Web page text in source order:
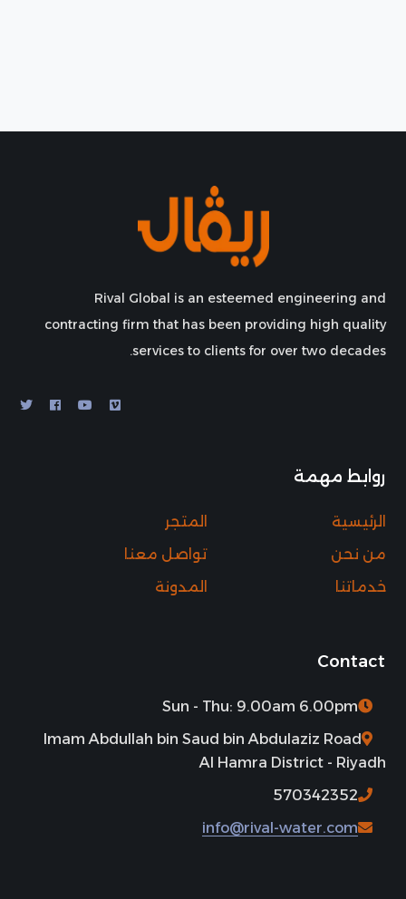
Rival Global is an esteemed engineering and
contracting firm that has been providing high quality
services to clients for over two decades.
روابط مهمة
المتجر
الرئيسية
تواصل معنا
من نحن
المدونة
خدماتنا
Contact
Sun - Thu: 9.00am 6.00pm
Imam Abdullah bin Saud bin Abdulaziz Road
Al Hamra District - Riyadh
570342352
info@rival-water.com